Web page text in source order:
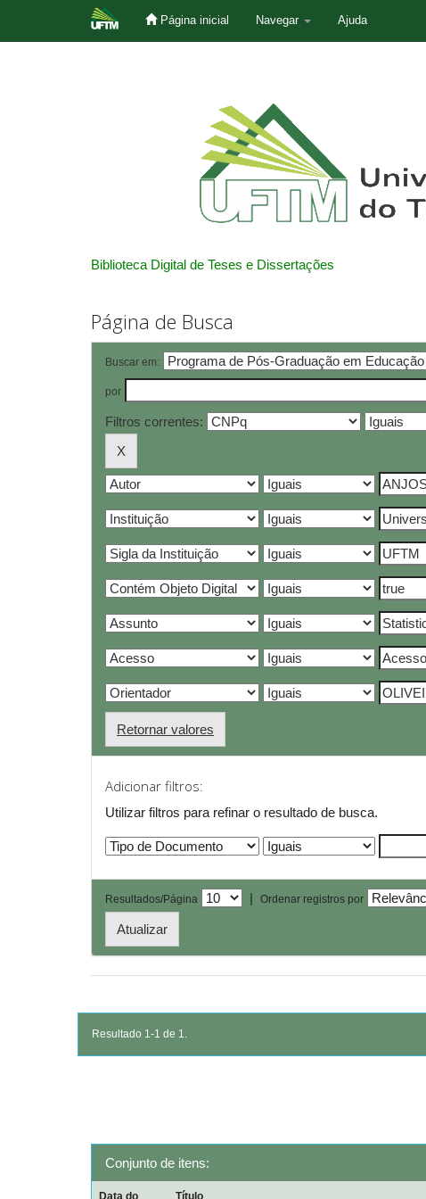
Página inicial Navegar Ajuda
Biblioteca Digital de Teses e Dissertações
Página de Busca
Buscar em:
por
Filtros correntes:
Retornar valores
Adicionar filtros:
Utilizar filtros para refinar o resultado de busca.
Resultados/Página | Ordenar registros por
Resultado 1-1 de 1.
Conjunto de itens:
Data do Título